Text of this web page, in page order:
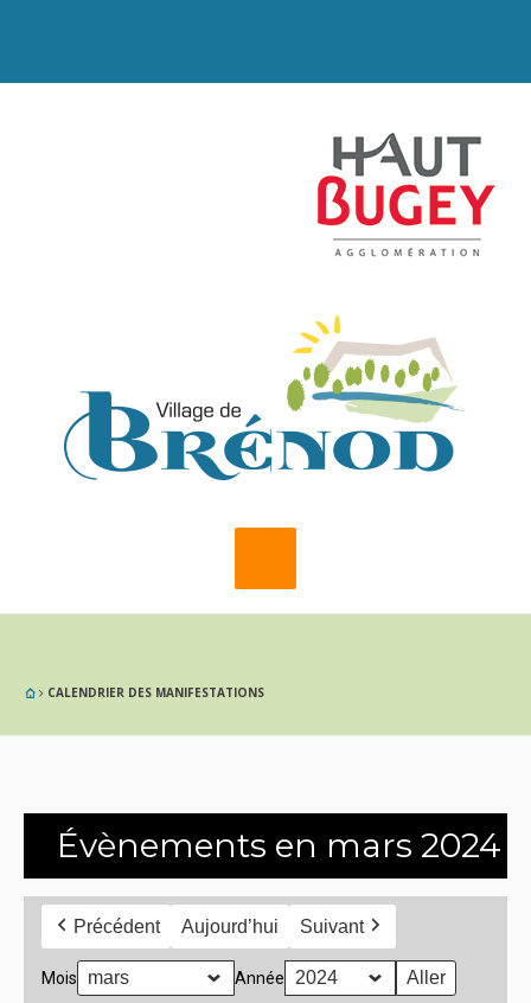
CALENDRIER DES MANIFESTATIONS
Évènements en mars 2024
Précédent Aujourd’hui Suivant
Mois Année